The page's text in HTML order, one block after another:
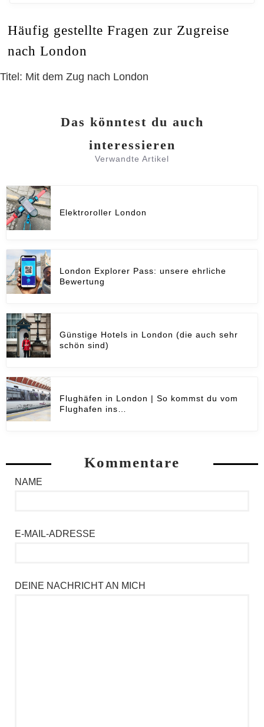
Häufig gestellte Fragen zur Zugreise
nach London
Titel: Mit dem Zug nach London
Das könntest du auch
interessieren
Verwandte Artikel
Elektroroller London
London Explorer Pass: unsere ehrliche
Bewertung
Günstige Hotels in London (die auch sehr
schön sind)
Flughäfen in London | So kommst du vom
Flughafen ins…
Kommentare
NAME
E-MAIL-ADRESSE
DEINE NACHRICHT AN MICH